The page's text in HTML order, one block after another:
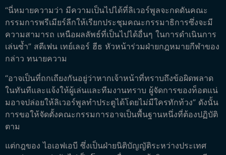
“นี่หมายความว่า มีความเป็นไปได้ที่ลิเวอร์พูลจะกดดันคณะ
กรรมการพรีเมียร์ลีกให้เรียกประชุมคณะกรรมาธิการซึ่งจะมี
ความสามารถ เหนือผลลัพธ์ที่เป็นไปได้อื่นๆ ในการดำเนินการ
เล่นซ้ำ” สตีเฟน เทย์เลอร์ ฮีธ หัวหน้าร่วมฝ่ายกฎหมายกีฬาของ
กล่าว ทนายความ
“อาจเป็นที่ถกเถียงกันอยู่ว่าหากเจ้าหน้าที่ทราบถึงข้อผิดพลาด
ในทันทีและแจ้งให้ผู้เล่นและทีมงานทราบ ผู้จัดการของท็อตแน่
มอาจปล่อยให้ลิเวอร์พูลทำประตูได้โดยไม่มีใครทักท้วง” ดังนั้น
การขอให้จัดตั้งคณะกรรมการอาจเป็นพื้นฐานหนึ่งที่ต้องปฏิบัติ
ตาม
แต่กฎของ ไอเอฟเอบี ซึ่งเป็นฝ่ายนิติบัญญัติระหว่างประเทศ